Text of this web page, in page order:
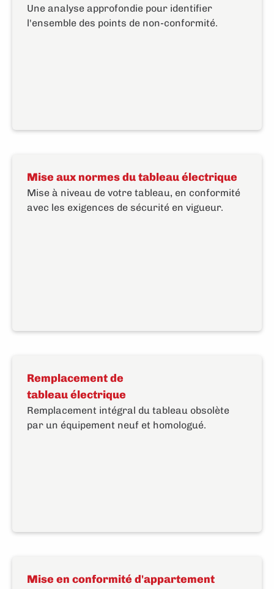
Une analyse approfondie pour identifier
l'ensemble des points de non-conformité.
Mise aux normes du tableau électrique
Mise à niveau de votre tableau, en conformité
avec les exigences de sécurité en vigueur.
Remplacement de
tableau électrique
Remplacement intégral du tableau obsolète
par un équipement neuf et homologué.
Mise en conformité d'appartement